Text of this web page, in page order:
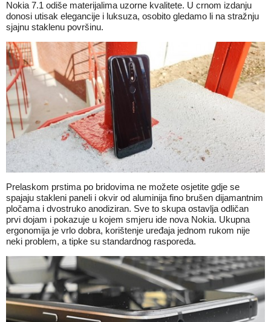
Nokia 7.1 odiše materijalima uzorne kvalitete. U crnom izdanju
donosi utisak elegancije i luksuza, osobito gledamo li na stražnju
sjajnu staklenu površinu.
Prelaskom prstima po bridovima ne možete osjetite gdje se
spajaju stakleni paneli i okvir od aluminija fino brušen dijamantnim
pločama i dvostruko anodiziran. Sve to skupa ostavlja odličan
prvi dojam i pokazuje u kojem smjeru ide nova Nokia. Ukupna
ergonomija je vrlo dobra, korištenje uređaja jednom rukom nije
neki problem, a tipke su standardnog rasporeda.